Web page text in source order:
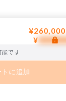
¥
能です
トに追加